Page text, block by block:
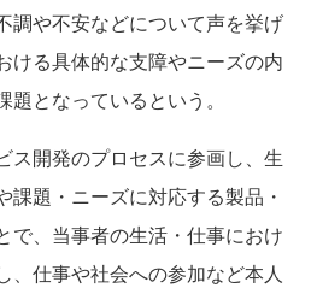
調や不安などについて声を挙げ
ける具体的な支障やニーズの内
となっているという。
ス開発のプロセスに参画し、生
課題・ニーズに対応する製品・
で、当事者の生活・仕事におけ
、仕事や社会への参加など本人